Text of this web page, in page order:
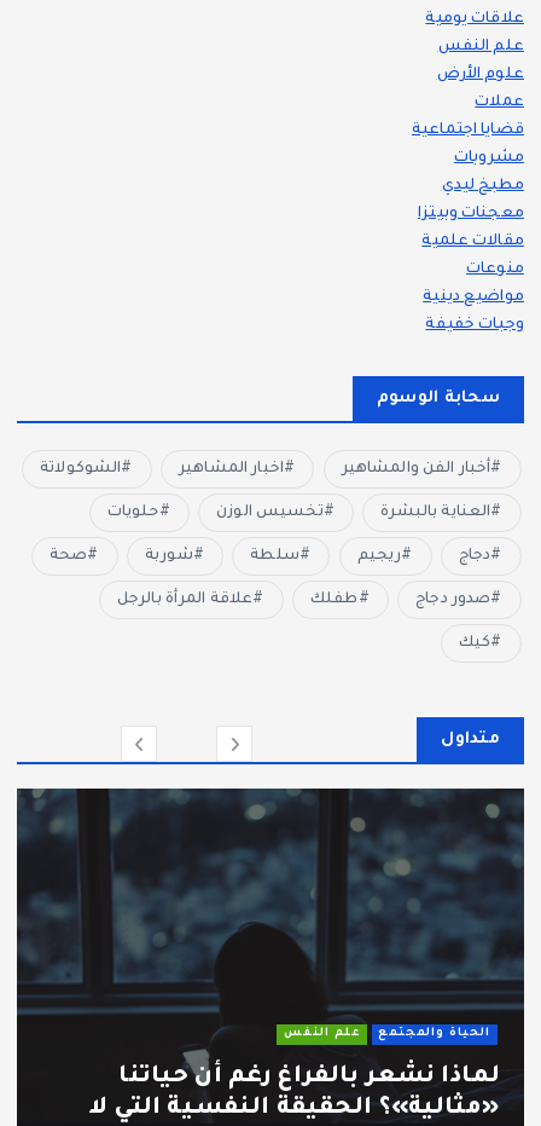
علاقات يومية
علم النفس
علوم الأرض
عملات
قضايا اجتماعية
مشروبات
مطبخ ليدي
معجنات وبيتزا
مقالات علمية
منوعات
مواضيع دينية
وجبات خفيفة
سحابة الوسوم
أخبار الفن والمشاهير اخبار المشاهير الشوكولاتة
العناية بالبشرة تخسيس الوزن حلويات
دجاج ريجيم سلطة شوربة صحة
صدور دجاج طفلك علاقة المرأة بالرجل
كيك
متداول
الحياة والمجتمع علم النفس
لماذا نشعر بالفراغ رغم أن حياتنا
«مثالية»؟ الحقيقة النفسية التي لا